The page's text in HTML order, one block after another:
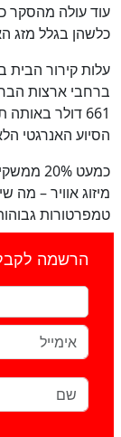
כלשהן בגלל מזג
הסיוע האנרגטי
כמעט
מיזוג אוויר – מה
טמפרטורות
הרשמה